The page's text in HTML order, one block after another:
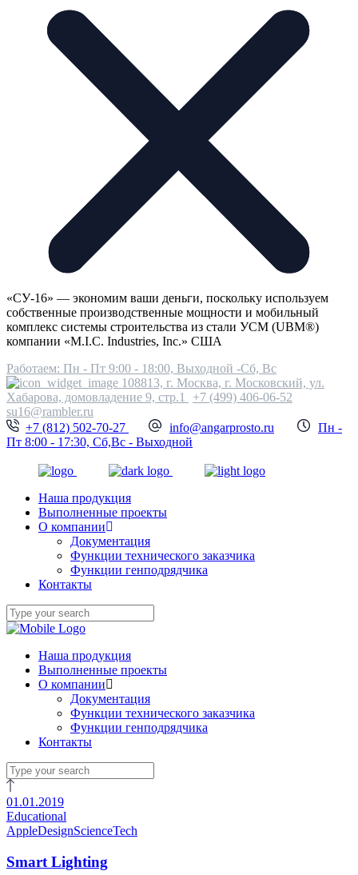
«СУ-16» — экономим ваши деньги, поскольку используем
собственные производственные мощности и мобильный
комплекс системы строительства из стали УСМ (UBM®)
компании «М.I.С. Industries, Inc.» США
Работаем: Пн - Пт 9:00 - 18:00, Выходной -Сб, Вс
108813, г. Москва, г. Московский, ул.
Хабарова, домовладение 9, стр.1
+7 (499) 406-06-52
su16@rambler.ru
+7 (812) 502-70-27
info@angarprosto.ru
Пн -
Пт 8:00 - 17:30, Сб,Вс - Выходной
Наша продукция
Выполненные проекты
О компании
Документация
Функции технического заказчика
Функции генподрядчика
Контакты
Наша продукция
Выполненные проекты
О компании
Документация
Функции технического заказчика
Функции генподрядчика
Контакты
01.01.2019
Educational
AppleDesignScienceTech
Smart Lighting